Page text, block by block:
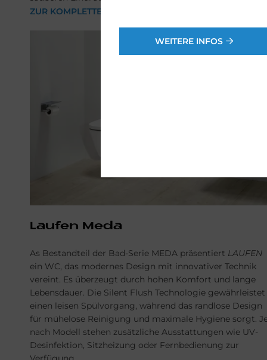
ZUR KOMPLETTEN BAD-SERIE
Lau­fen Meda
As Bestandteil der Bad-Serie MEDA präsentiert LAUFEN
ein WC, das modernes Design mit innovativer Technik
vereint. Es überzeugt durch hohen Komfort und lange
Lebensdauer. Die Silent Flush Technologie gewährleistet
einen leisen Spülvorgang, während das randlose Design
für mühelose Reinigung und maximale Hygiene sorgt.
nach Modell stehen zusätzliche Ausstattungen wie UV-
Desinfektion, Sitzheizung oder Fernbedienung zur
WEITERE INFOS